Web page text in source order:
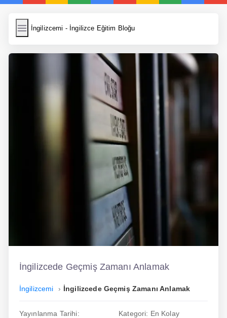
İngilizcemi - İngilizce Eğitim Bloğu
İngilizcemi
İngilizce Yemek Tarifleri
Dil Eğitimi
Dil Kursu
İngilizcede Geçmiş Zamanı Anlamak
İngilizcemi İngilizcede Geçmiş Zamanı Anlamak
Yayınlanma Tarihi:
Kategori: En Kolay